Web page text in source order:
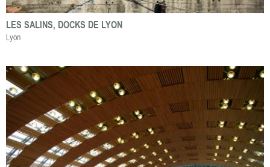
LES SALINS, DOCKS DE LYON
Lyon